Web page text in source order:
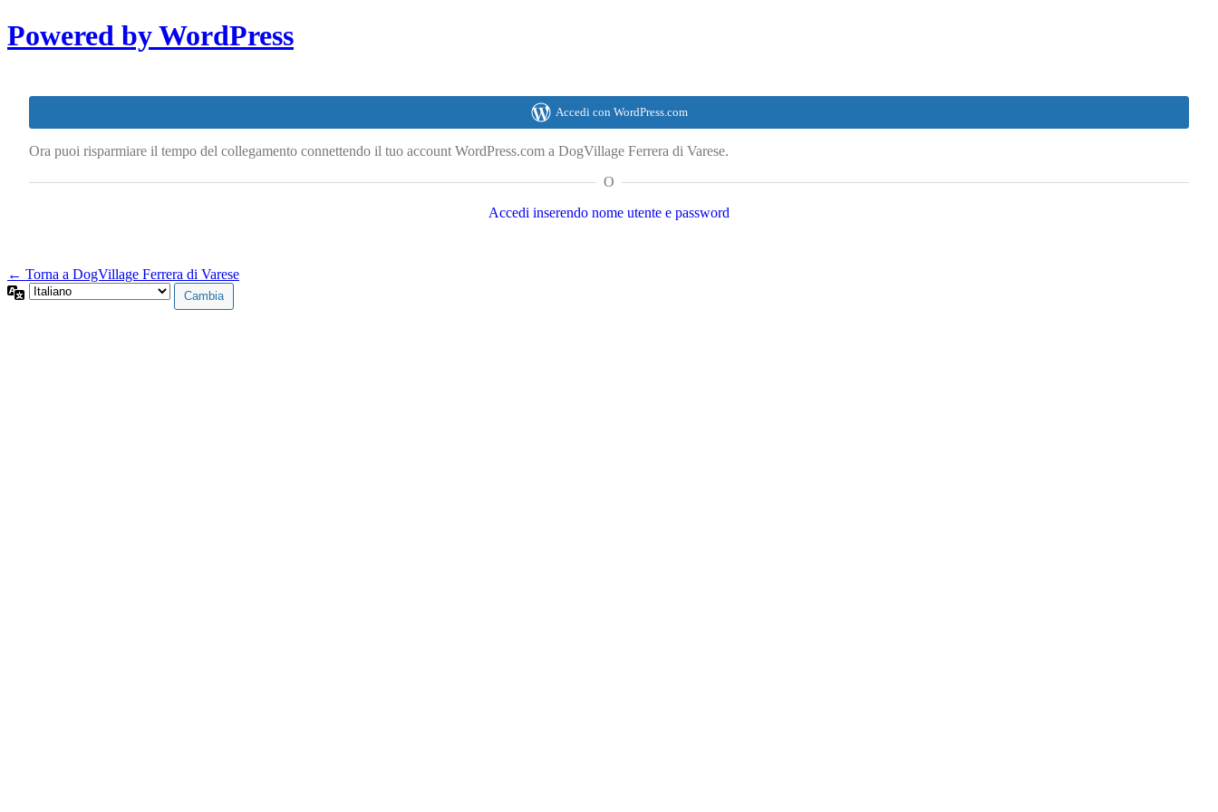
Powered by WordPress
Accedi con WordPress.com
Ora puoi risparmiare il tempo del collegamento connettendo il tuo account WordPress.com a DogVillage Ferrera di Varese.
O
Accedi inserendo nome utente e password
← Torna a DogVillage Ferrera di Varese
Lingua